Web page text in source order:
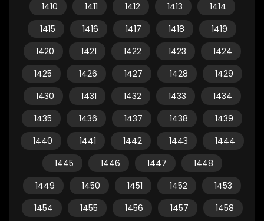
1410
1411 1412 1413
1414
1415
1416 1417 1418
1419
1420
1421 1422 1423
1424
1425
1426 1427 1428
1429
1430
1431 1432 1433
1434
1435
1436 1437 1438
1439
1440
1441 1442 1443
1444
1445
1446 1447
1448
1449
1450 1451 1452
1453
1454
1455 1456 1457
1458